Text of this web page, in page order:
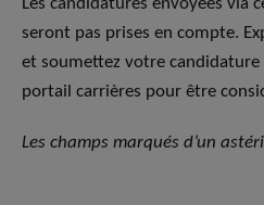
Les candidatures envoyées via
seront pas prises en compte.
et soumettez votre
portail carrières pour être
Les champs marqués d’un